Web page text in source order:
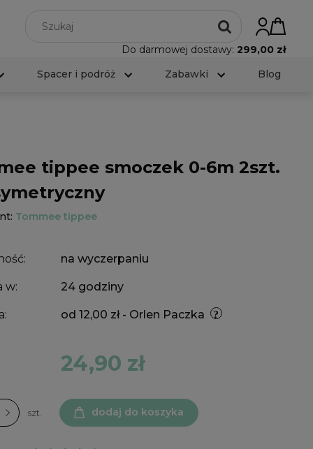
Do darmowej dostawy: 299,00 zł
Spacer i podróż
Zabawki Blog
tippee smoczek 0-6m 2szt.
Tommee tippee
na wyczerpaniu
w: 24 godziny
od 12,00 zł - Orlen Paczka
24,90 zł
szt. dodaj do koszyka